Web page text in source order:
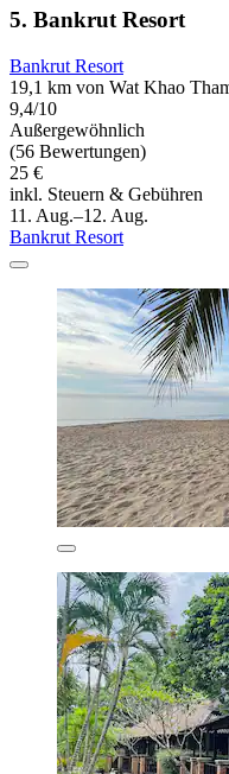
5. Bankrut Resort
Bankrut Resort
19,1 km von Wat Khao
9,4/10
Außergewöhnlich
(56 Bewertungen)
25 €
inkl. Steuern & Gebühren
11. Aug.–12. Aug.
Bankrut Resort